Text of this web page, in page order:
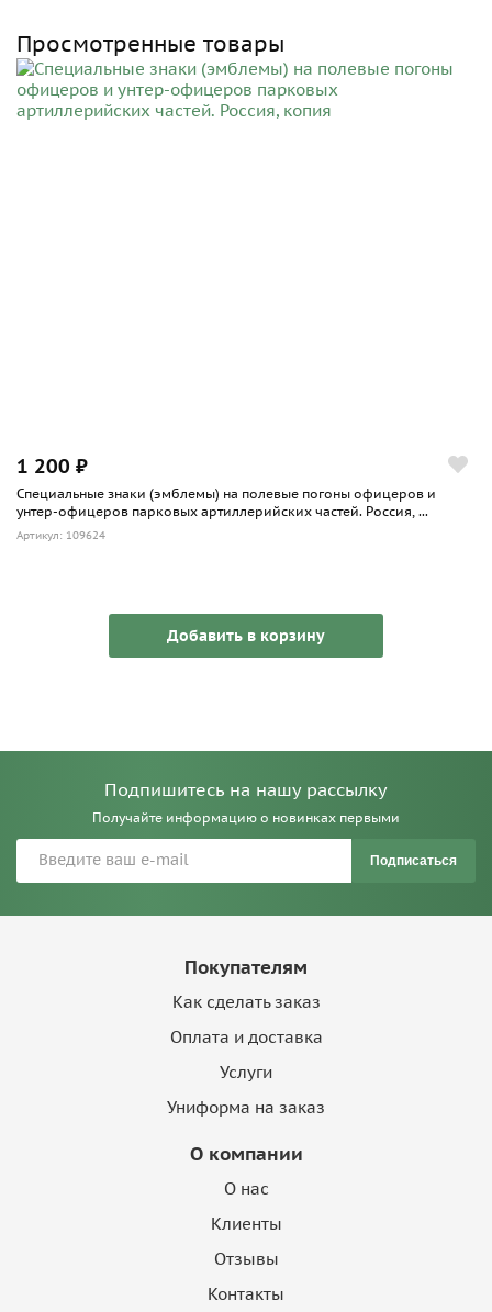
Просмотренные товары
1 200 ₽
Специальные знаки (эмблемы) на полевые погоны офицеров и
унтер-офицеров парковых артиллерийских частей. Россия, ...
Артикул: 109624
Добавить в корзину
Подпишитесь на нашу рассылку
Получайте информацию о новинках первыми
Подписаться
Покупателям
Как сделать заказ
Оплата и доставка
Услуги
Униформа на заказ
О компании
О нас
Клиенты
Отзывы
Контакты